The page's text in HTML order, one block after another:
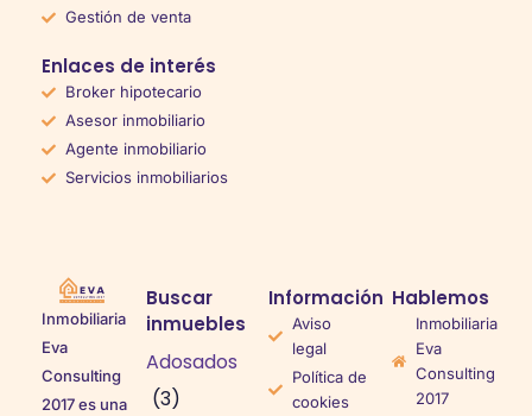
Gestión de venta
Enlaces de interés
Broker hipotecario
Asesor inmobiliario
Agente inmobiliario
Servicios inmobiliarios
Inmobiliaria
Eva
Consulting
2017 es una
Buscar
inmuebles
Adosados
(3)
Información
Aviso
legal
Política de
cookies
Hablemos
Inmobiliaria
Eva
Consulting
2017